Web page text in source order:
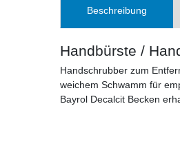
Beschreibung
Handbürste /
Handschrubber zum
weichem Schwamm für
Bayrol Decalcit Becken